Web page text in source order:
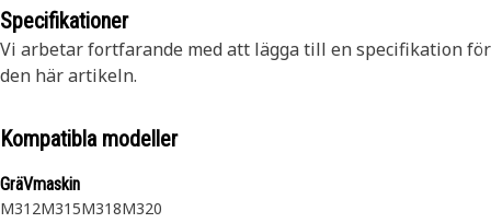
Specifikationer
Vi arbetar fortfarande med att lägga till en specifikation för
den här artikeln.
Kompatibla modeller
GräVmaskin
M312M315M318M320